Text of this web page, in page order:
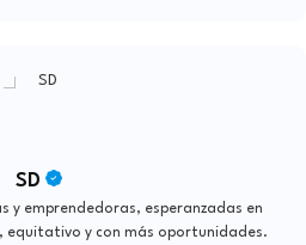
SD
y emprendedoras, esperanzadas en
equitativo y con más oportunidades.